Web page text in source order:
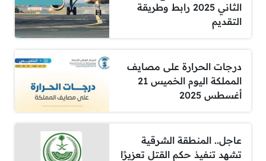
الثاني 2025 رابط وطريقة
التقديم
درجات الحرارة على مصايف
المملكة اليوم الخميس 21
أغسطس 2025
عاجل.. المنطقة الشرقية
تشهد تنفيذ حكم القتل تعزيرًا